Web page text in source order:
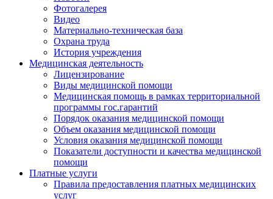
Фотогалерея
Видео
Материально-техническая база
Охрана труда
История учреждения
Медицинская деятельность
Лицензирование
Виды медицинской помощи
Медицинская помощь в рамках территориальной
программы гос.гарантий
Порядок оказания медицинской помощи
Объем оказания медицинской помощи
Условия оказания медицинской помощи
Показатели доступности и качества медицинской
помощи
Платные услуги
Правила предоставления платных медицинских
услуг